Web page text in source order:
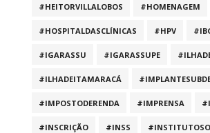
#HEITORVILLALOBOS #HOMENAGEM
#HOSPITALDASCLÍNICAS #HPV
#IGARASSU #IGARASSUPE
#ILHADEITAMARACÁ
#IMPOSTODERENDA #IMPRENSA
#INSCRIÇÃO #INSS